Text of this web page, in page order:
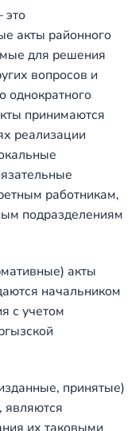
это
акты районного
для решения
вопросов и
однократного
принимаются
реализации
работникам,
подразделениям
акты
начальником
с учетом
принятые)
являются